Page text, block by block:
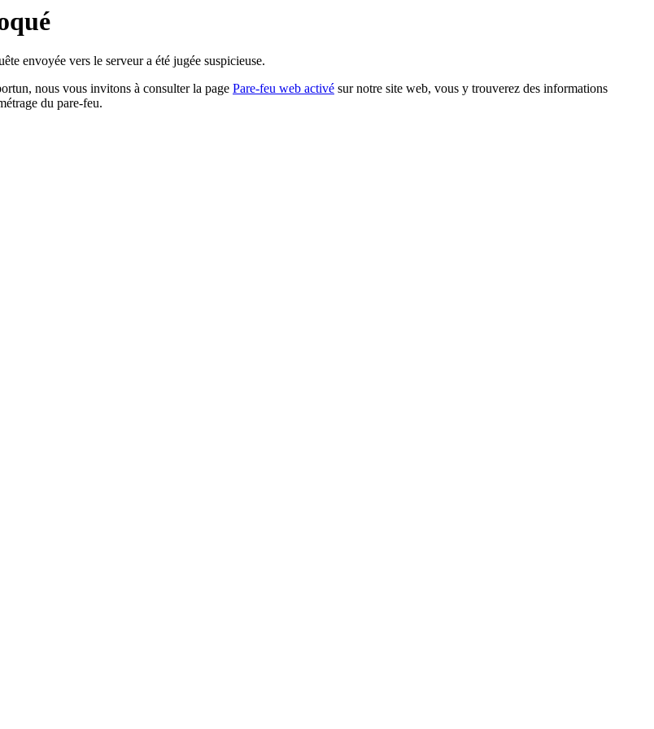
envoyée vers le serveur a été jugée suspicieuse.
nous vous invitons à consulter la page Pare-feu web activé sur notre site web, vous y trouverez des informations
du pare-feu.